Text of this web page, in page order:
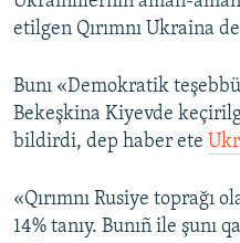
RFE/RS bütün saytları
etilgen Qırımnı Ukraina
Bunı «Demokratik
Bekeşkina Kiyevde
bildirdi, dep haber ete
«Qırımnı Rusiye toprağı
14% tanıy. Bunıñ ile şunı